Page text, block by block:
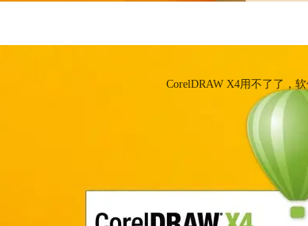
CorelDRAW X4无
CorelDRAW X4用不了了，
CorelDRAW X4下